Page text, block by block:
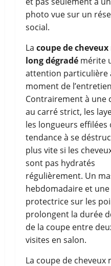
photo vue sur un
social.
La coupe de cheveux
long dégradé mérite
attention particulière
moment de
Contrairement à une
au carré strict, les
les longueurs effilées
tendance à se
plus vite si les
sont pas hydratés
régulièrement. Un
hebdomadaire et
protectrice sur les
prolongent la durée
de la coupe entre
visites en salon.
La coupe de cheveux